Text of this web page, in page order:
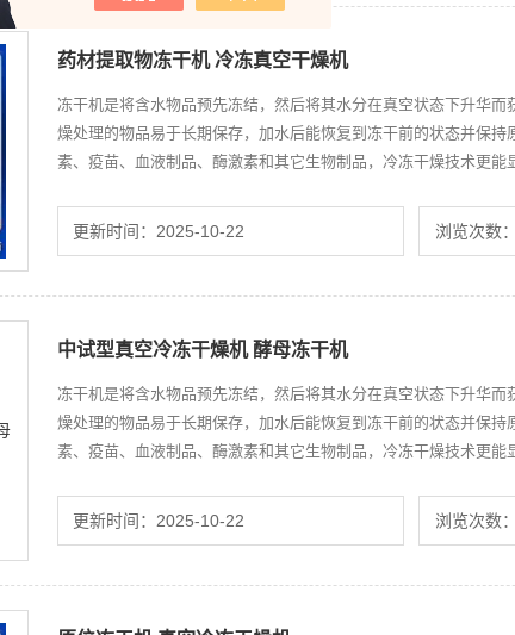
药材提取物冻干机 冷冻真空干燥机
冻干机是将含水物品预先冻结，然后将其水分在真空状态下升华
燥处理的物品易于长期保存，加水后能恢复到冻干前的状态并保
素、疫苗、血液制品、酶激素和其它生物制品，冷冻干燥技术更能
更新时间：2025-10-22 浏览次数
中试型真空冷冻干燥机 酵母冻干机
冻干机是将含水物品预先冻结，然后将其水分在真空状态下升华
燥处理的物品易于长期保存，加水后能恢复到冻干前的状态并保
素、疫苗、血液制品、酶激素和其它生物制品，冷冻干燥技术更能
更新时间：2025-10-22 浏览次数